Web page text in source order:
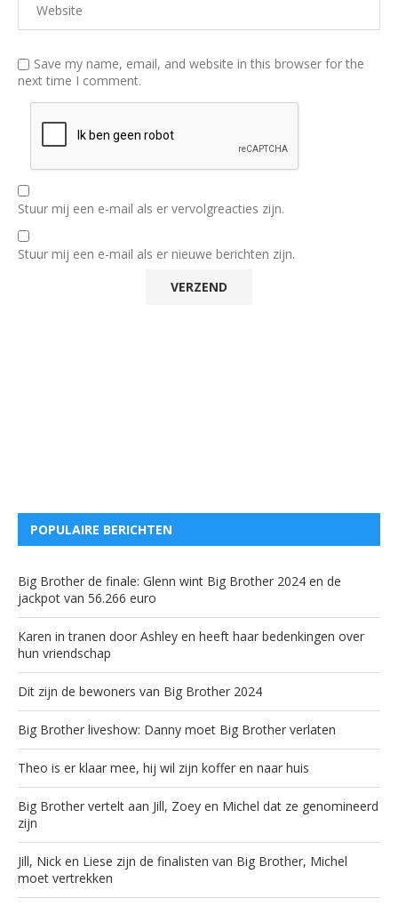
Save my name, email, and website in this browser for the
next time I comment.
Stuur mij een e-mail als er vervolgreacties zijn.
Stuur mij een e-mail als er nieuwe berichten zijn.
POPULAIRE BERICHTEN
Big Brother de finale: Glenn wint Big Brother 2024 en de
jackpot van 56.266 euro
Karen in tranen door Ashley en heeft haar bedenkingen over
hun vriendschap
Dit zijn de bewoners van Big Brother 2024
Big Brother liveshow: Danny moet Big Brother verlaten
Theo is er klaar mee, hij wil zijn koffer en naar huis
Big Brother vertelt aan Jill, Zoey en Michel dat ze genomineerd
zijn
Jill, Nick en Liese zijn de finalisten van Big Brother, Michel
moet vertrekken